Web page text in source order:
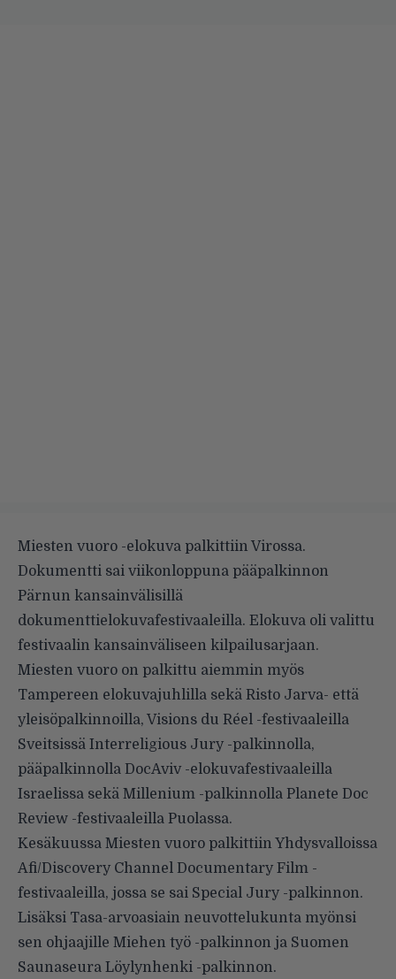
Miesten vuoro -elokuva palkittiin Virossa.
Dokumentti sai viikonloppuna pääpalkinnon
Pärnun kansainvälisillä
dokumenttielokuvafestivaaleilla. Elokuva oli valittu
festivaalin kansainväliseen kilpailusarjaan.
Miesten vuoro on palkittu aiemmin myös
Tampereen elokuvajuhlilla sekä Risto Jarva- että
yleisöpalkinnoilla, Visions du Réel -festivaaleilla
Sveitsissä Interreligious Jury -palkinnolla,
pääpalkinnolla DocAviv -elokuvafestivaaleilla
Israelissa sekä Millenium -palkinnolla Planete Doc
Review -festivaaleilla Puolassa.
Kesäkuussa Miesten vuoro palkittiin Yhdysvalloissa
Afi/Discovery Channel Documentary Film -
festivaaleilla, jossa se sai Special Jury -palkinnon.
Lisäksi Tasa-arvoasiain neuvottelukunta myönsi
sen ohjaajille Miehen työ -palkinnon ja Suomen
Saunaseura Löylynhenki -palkinnon.